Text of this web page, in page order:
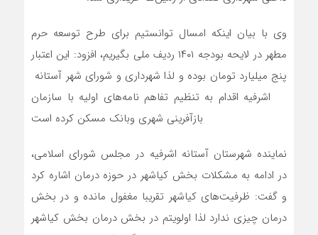
وی با بیان اینکه امسال توانستیم برای طرح توسعه حرم
مطهر در لایحه بودجه ۱۴۰۱ ردیف ملی بگیریم، افزود: این اعتبار
پنج میلیارد تومان بوده و لذا شهرداری و شورای شهر آستانه
اشرفیه اقدام به تنظیم تفاهم نامه‌های اولیه با سازمان
بازآفرینی شهری وبانک مسکن کرده است
نماینده شهرستان آستانه اشرفیه در مجلس شورای اسلامی،
در ادامه به مشکلات بخش کیاشهر در حوزه درمان اشاره کرد
و گفت: ظرفیت‌های کیاشهر تقریبا مغفول مانده و در بخش
درمان چیزی ندارد لذا اولویتم در بخش درمان بخش کیاشهر